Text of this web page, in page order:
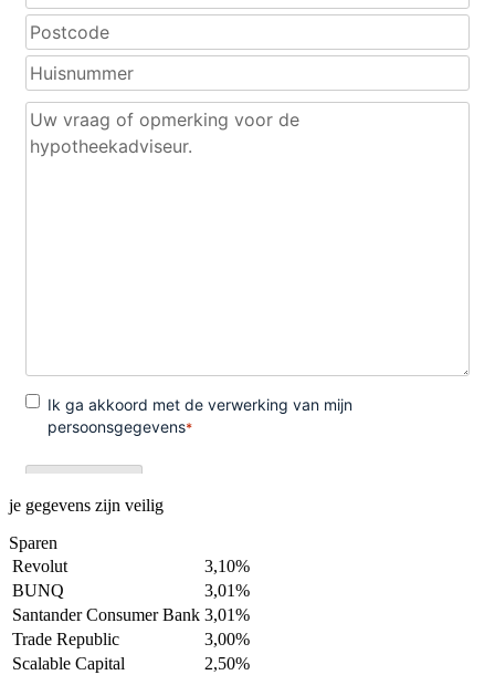
je gegevens zijn veilig
Sparen
Revolut
3,10%
BUNQ
3,01%
Santander Consumer Bank 3,01%
Trade Republic
3,00%
Scalable Capital
2,50%